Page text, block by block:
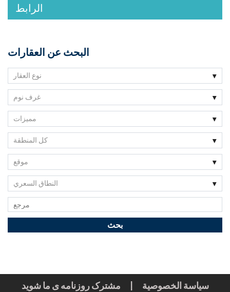
الرابط
البحث عن العقارات
نوع العقار
غرف نوم
مميزات
كل المنطقة
موقع
النطاق السعري
سياسة الخصوصية مشترک روزنامه ی ما شوید